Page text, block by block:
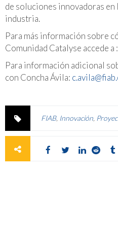
de soluciones innovadoras en
industria.
Para más información sobre
Comunidad Catalyse accede a
Para información adicional
con Concha Ávila:
FIAB, Innovación